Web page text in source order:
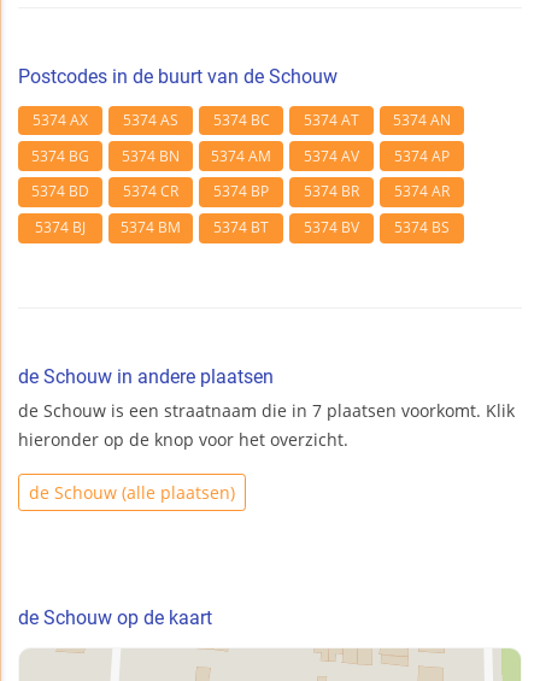
Postcodes in de buurt van de Schouw
5374 AX 5374 AS 5374 BC 5374 AT
5374 AN
5374 BG
5374 BN 5374 AM 5374 AV
5374 AP
5374 BD
5374 CR 5374 BP 5374 BR
5374 AR
5374 BJ
5374 BM 5374 BT 5374 BV 5374 BS
de Schouw in andere plaatsen
de Schouw is een straatnaam die in 7 plaatsen voorkomt. Klik
hieronder op de knop voor het overzicht.
de Schouw (alle plaatsen)
de Schouw op de kaart